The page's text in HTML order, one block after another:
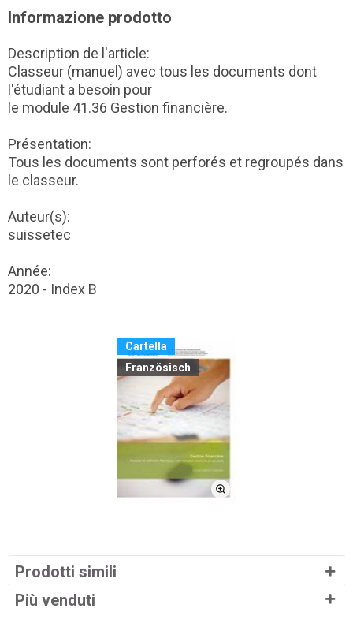
Informazione prodotto
Description de l'article:
Classeur (manuel) avec tous les documents dont
l'étudiant a besoin pour
le module 41.36 Gestion financière.
Présentation:
Tous les documents sont perforés et regroupés dans
le classeur.
Auteur(s):
suissetec
Année:
2020 - Index B
Cartella
Französisch
Prodotti simili
Più venduti